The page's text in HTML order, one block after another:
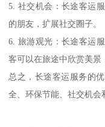
5. 社交机会：长途客运
的朋友，扩展社交圈子。
6. 旅游观光：长途客运
客可以在旅途中欣赏美景
总之，长途客运服务的
全、环保节能、社交机会